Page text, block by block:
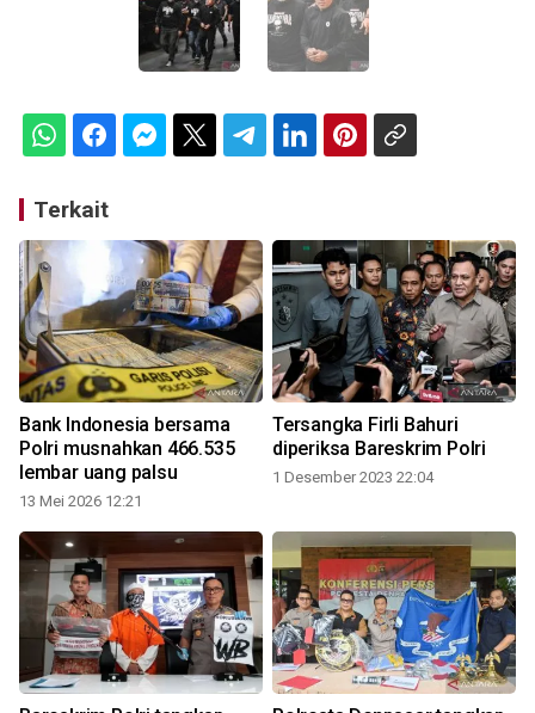
Terkait
Bank Indonesia bersama
Polri musnahkan 466.535
lembar uang palsu
13 Mei 2026 12:21
Tersangka Firli Bahuri
diperiksa Bareskrim Polri
1 Desember 2023 22:04